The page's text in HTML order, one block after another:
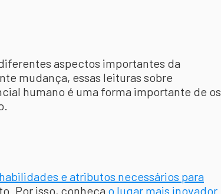
aspectos importantes da
mudança, essas leituras sobre
humano é uma forma importante de os
habilidades e atributos necessários para
Por isso, conheça o lugar mais inovador